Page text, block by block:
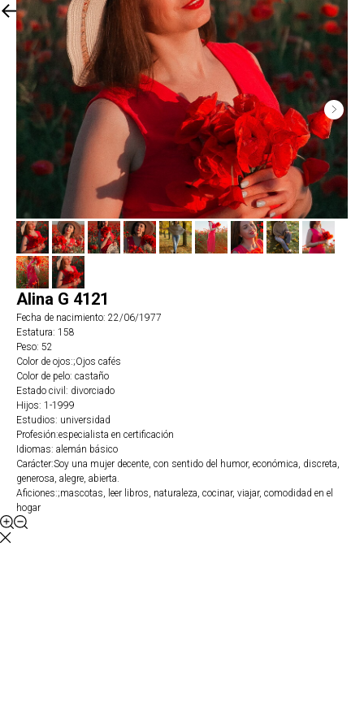
Вернуться в каталог
Alina G 4121
Fecha de nacimiento: 22/06/1977
Estatura: 158
Peso: 52
Color de ojos:;Ojos cafés
Color de pelo: castaño
Estado civil: divorciado
Hijos: 1-1999
Estudios: universidad
Profesión:especialista en certificación
Idiomas: alemán básico
Carácter:Soy una mujer decente, con sentido del humor, económica, discreta,
generosa, alegre, abierta.
Aficiones:;mascotas, leer libros, naturaleza, cocinar, viajar, comodidad en el
hogar